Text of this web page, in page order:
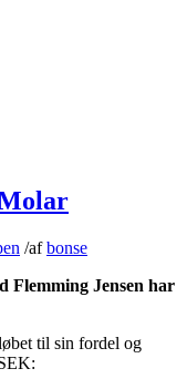
/afbonse
Flemming Jensen har
til sin fordel og